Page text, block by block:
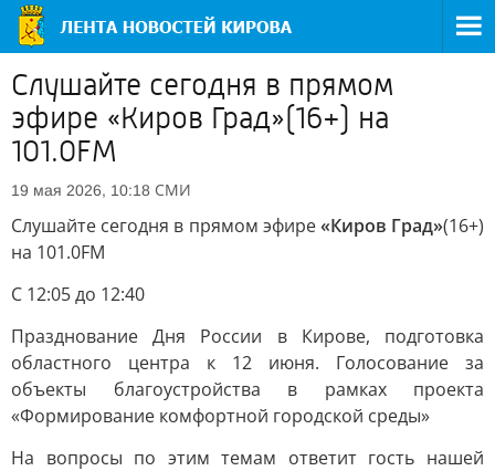
Слушайте сегодня в прямом
эфире «Киров Град»(16+) на
101.0FM
19 мая 2026, 10:18 СМИ
Слушайте сегодня в прямом эфире«Киров Град»(16+)
на 101.0FM
С 12:05 до 12:40
Празднование Дня России в Кирове, подготовка
областного центра к 12 июня. Голосование за
объекты благоустройства в рамках проекта
«Формирование комфортной городской среды»
На вопросы по этим темам ответит гость нашей